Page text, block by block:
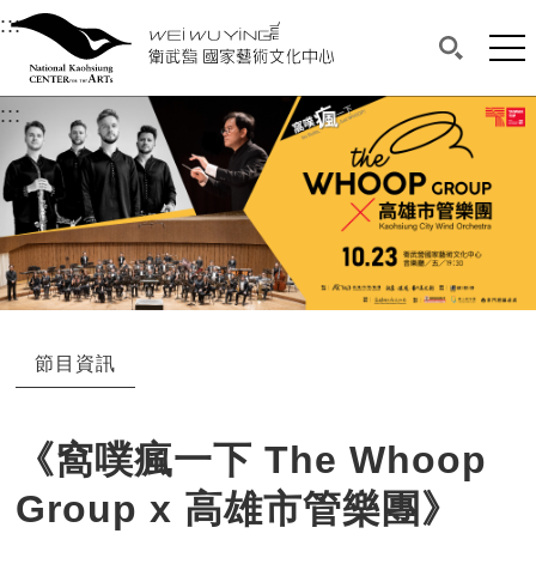
衛武營國家藝術文化中心
中央內容區塊，為本頁主要內容區。
:::選單連結區塊，此區塊列有本網站主要連結。
衛武營國家藝術文化中心
搜尋(開
網
::: 中央內容區塊，為本頁主要內容區。
節目資訊
《窩噗瘋一下 The Whoop
Group x 高雄市管樂團》